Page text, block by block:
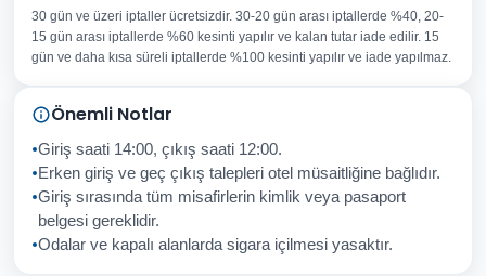
E-posta Adresiniz
Konu
Sorunuz
İptal Gönder
30 gün ve üzeri iptaller ücretsizdir. 30-20 gün arası iptallerde %40, 20-
15 gün arası iptallerde %60 kesinti yapılır ve kalan tutar iade edilir. 15
gün ve daha kısa süreli iptallerde %100 kesinti yapılır ve iade yapılmaz.
Önemli Notlar
Giriş saati 14:00, çıkış saati 12:00.
Erken giriş ve geç çıkış talepleri otel müsaitliğine bağlıdır.
Giriş sırasında tüm misafirlerin kimlik veya pasaport
belgesi gereklidir.
Odalar ve kapalı alanlarda sigara içilmesi yasaktır.